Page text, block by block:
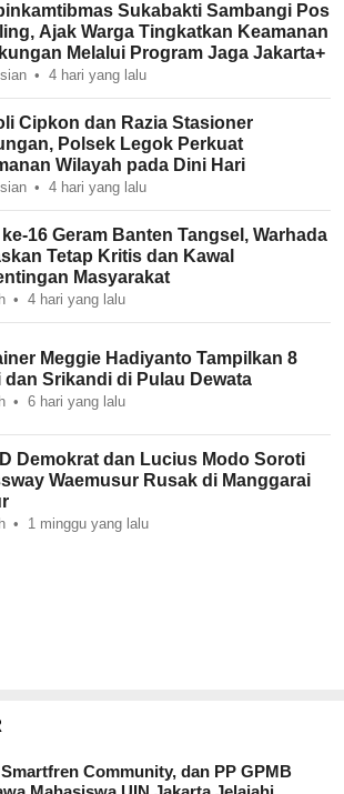
Sukabakti Sambangi Pos
Ajak Warga Tingkatkan Keamanan
Melalui Program Jaga Jakarta+
4 hari yang lalu
Cipkon dan Razia Stasioner
Polsek Legok Perkuat
Wilayah pada Dini Hari
4 hari yang lalu
ke-16 Geram Banten Tangsel, Warhada
Tetap Kritis dan Kawal
Masyarakat
4 hari yang lalu
Meggie Hadiyanto Tampilkan 8
dan Srikandi di Pulau Dewata
6 hari yang lalu
Demokrat dan Lucius Modo Soroti
Waemusur Rusak di Manggarai
1 minggu yang lalu
Community, dan PP GPMB